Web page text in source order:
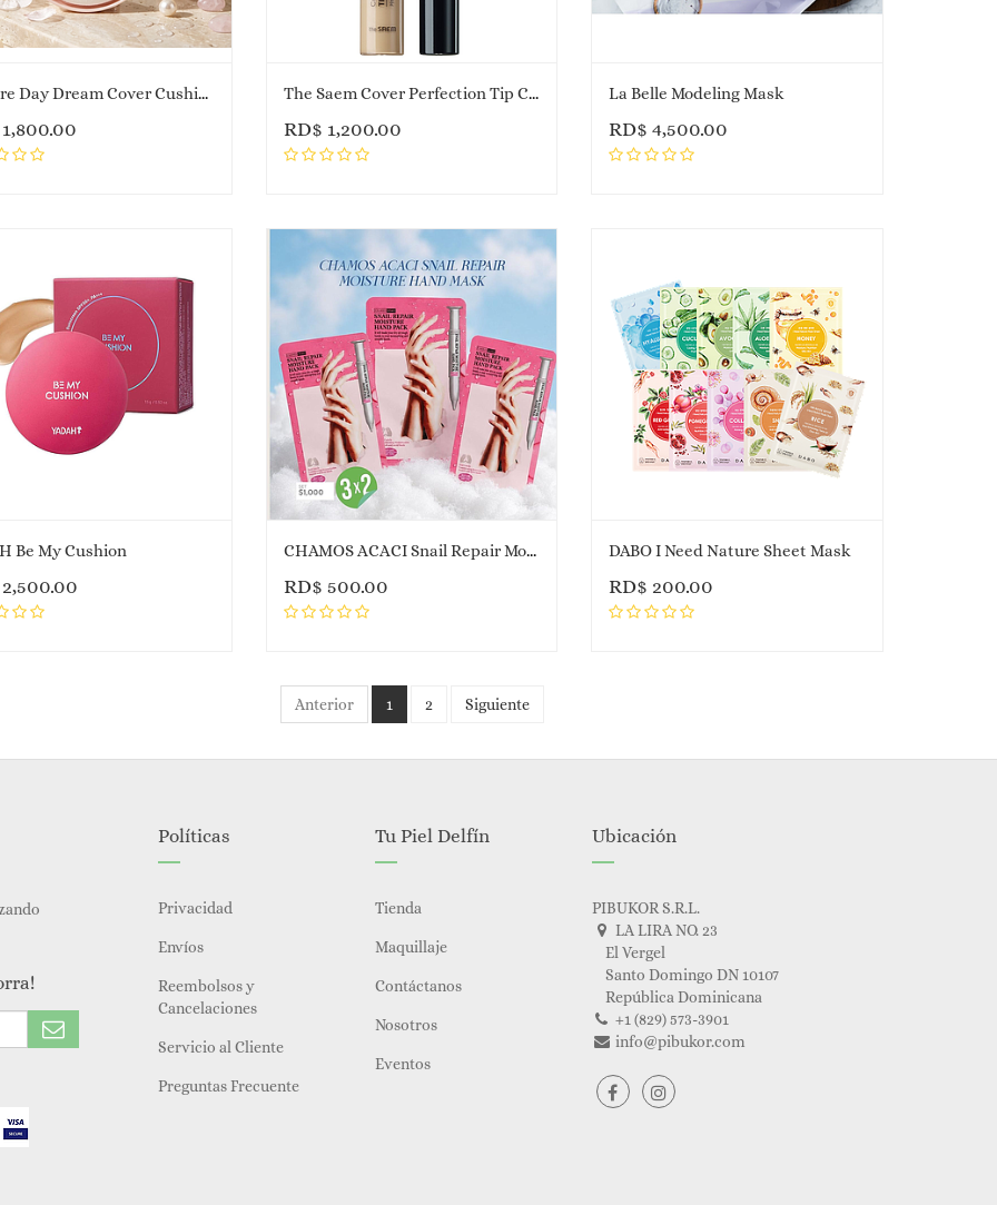
Aperire Day Dream Cover Cushion REFILL
1,800.00
The Saem Cover Perfection Tip Concealer FPS28, PA++ NO.2
RD$ 1,200.00
La Belle Modeling Mask
RD$4,500.00
Be My Cushion
2,500.00
CHAMOS ACACI Snail Repair Moisture Hand Mask
RD$ 500.00
DABO I Need Nature Sheet Mask
RD$ 200.00
Anterior 1 2 Siguiente
Políticas
Privacidad
Envíos
Reembolsos y
Cancelaciones
Servicio al Cliente
Preguntas Frecuente
Tu Piel Delfín
Tienda
Maquillaje
Contáctanos
Nosotros
Eventos
Ubicación
PIBUKOR S.R.L.
LA LIRA NO. 23
El Vergel
Santo Domingo DN 10107
República Dominicana
+1 (829) 573-3901
info@pibukor.com